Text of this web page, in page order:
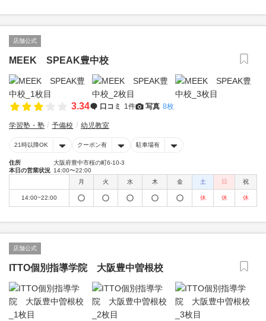
店舗公式
MEEK SPEAK豊中校
3.34 口コミ 1件 写真 8枚
学習塾・塾 予備校 幼児教室
21時以降OK クーポン有 駐車場有
住所
大阪府豊中市桜の町6-10-3
本日の営業状況 14:00〜22:00
月
火 水 木 金 土 日 祝
14:00~22:00 休 休 休
店舗公式
ITTO個別指導学院 大阪豊中曽根校